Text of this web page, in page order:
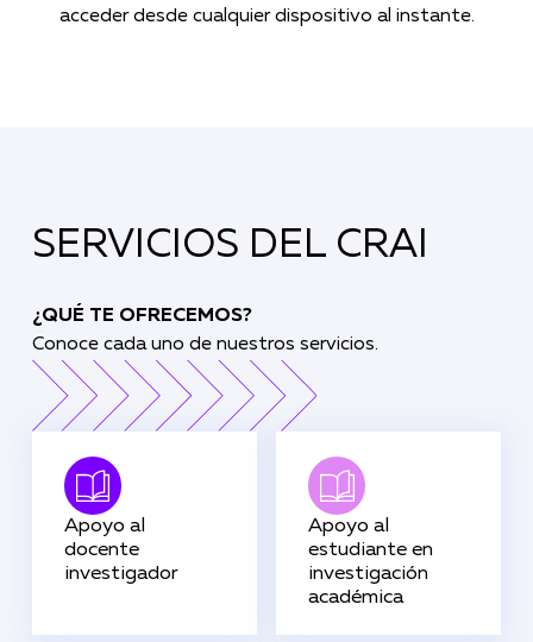
acceder desde cualquier dispositivo al instante.
SERVICIOS DEL CRAI
¿QUÉ TE OFRECEMOS?
Conoce cada uno de nuestros servicios.
Apoyo al
docente
investigador
Apoyo al
estudiante en
investigación
académica